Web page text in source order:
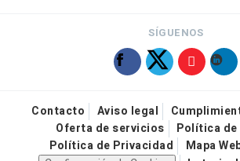
SÍGUENOS
Contacto Aviso legal
Oferta de servicios
Política
Política de Privacidad
Mapa